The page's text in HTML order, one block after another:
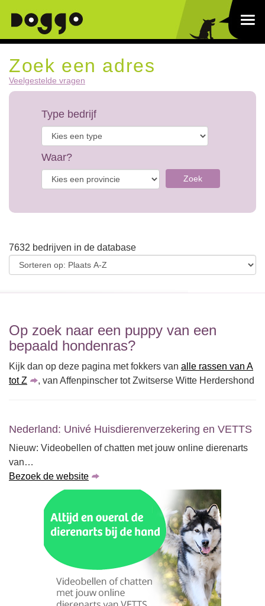
Zoek een adres
Veelgestelde vragen
Type bedrijf
Waar?
Zoek
7632 bedrijven in de database
Op zoek naar een puppy van een
bepaald hondenras?
Kijk dan op deze pagina met fokkers van alle rassen van A
tot Z
, van Affenpinscher tot Zwitserse Witte Herdershond
Nederland: Univé Huisdierenverzekering en VETTS
Nieuw: Videobellen of chatten met jouw online dierenarts
van…
Bezoek de website